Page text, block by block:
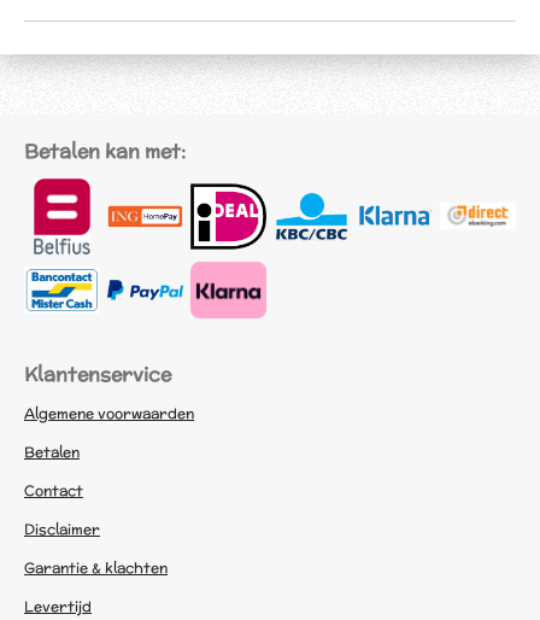
Betalen kan met:
Klantenservice
Algemene voorwaarden
Betalen
Contact
Disclaimer
Garantie & klachten
Levertijd